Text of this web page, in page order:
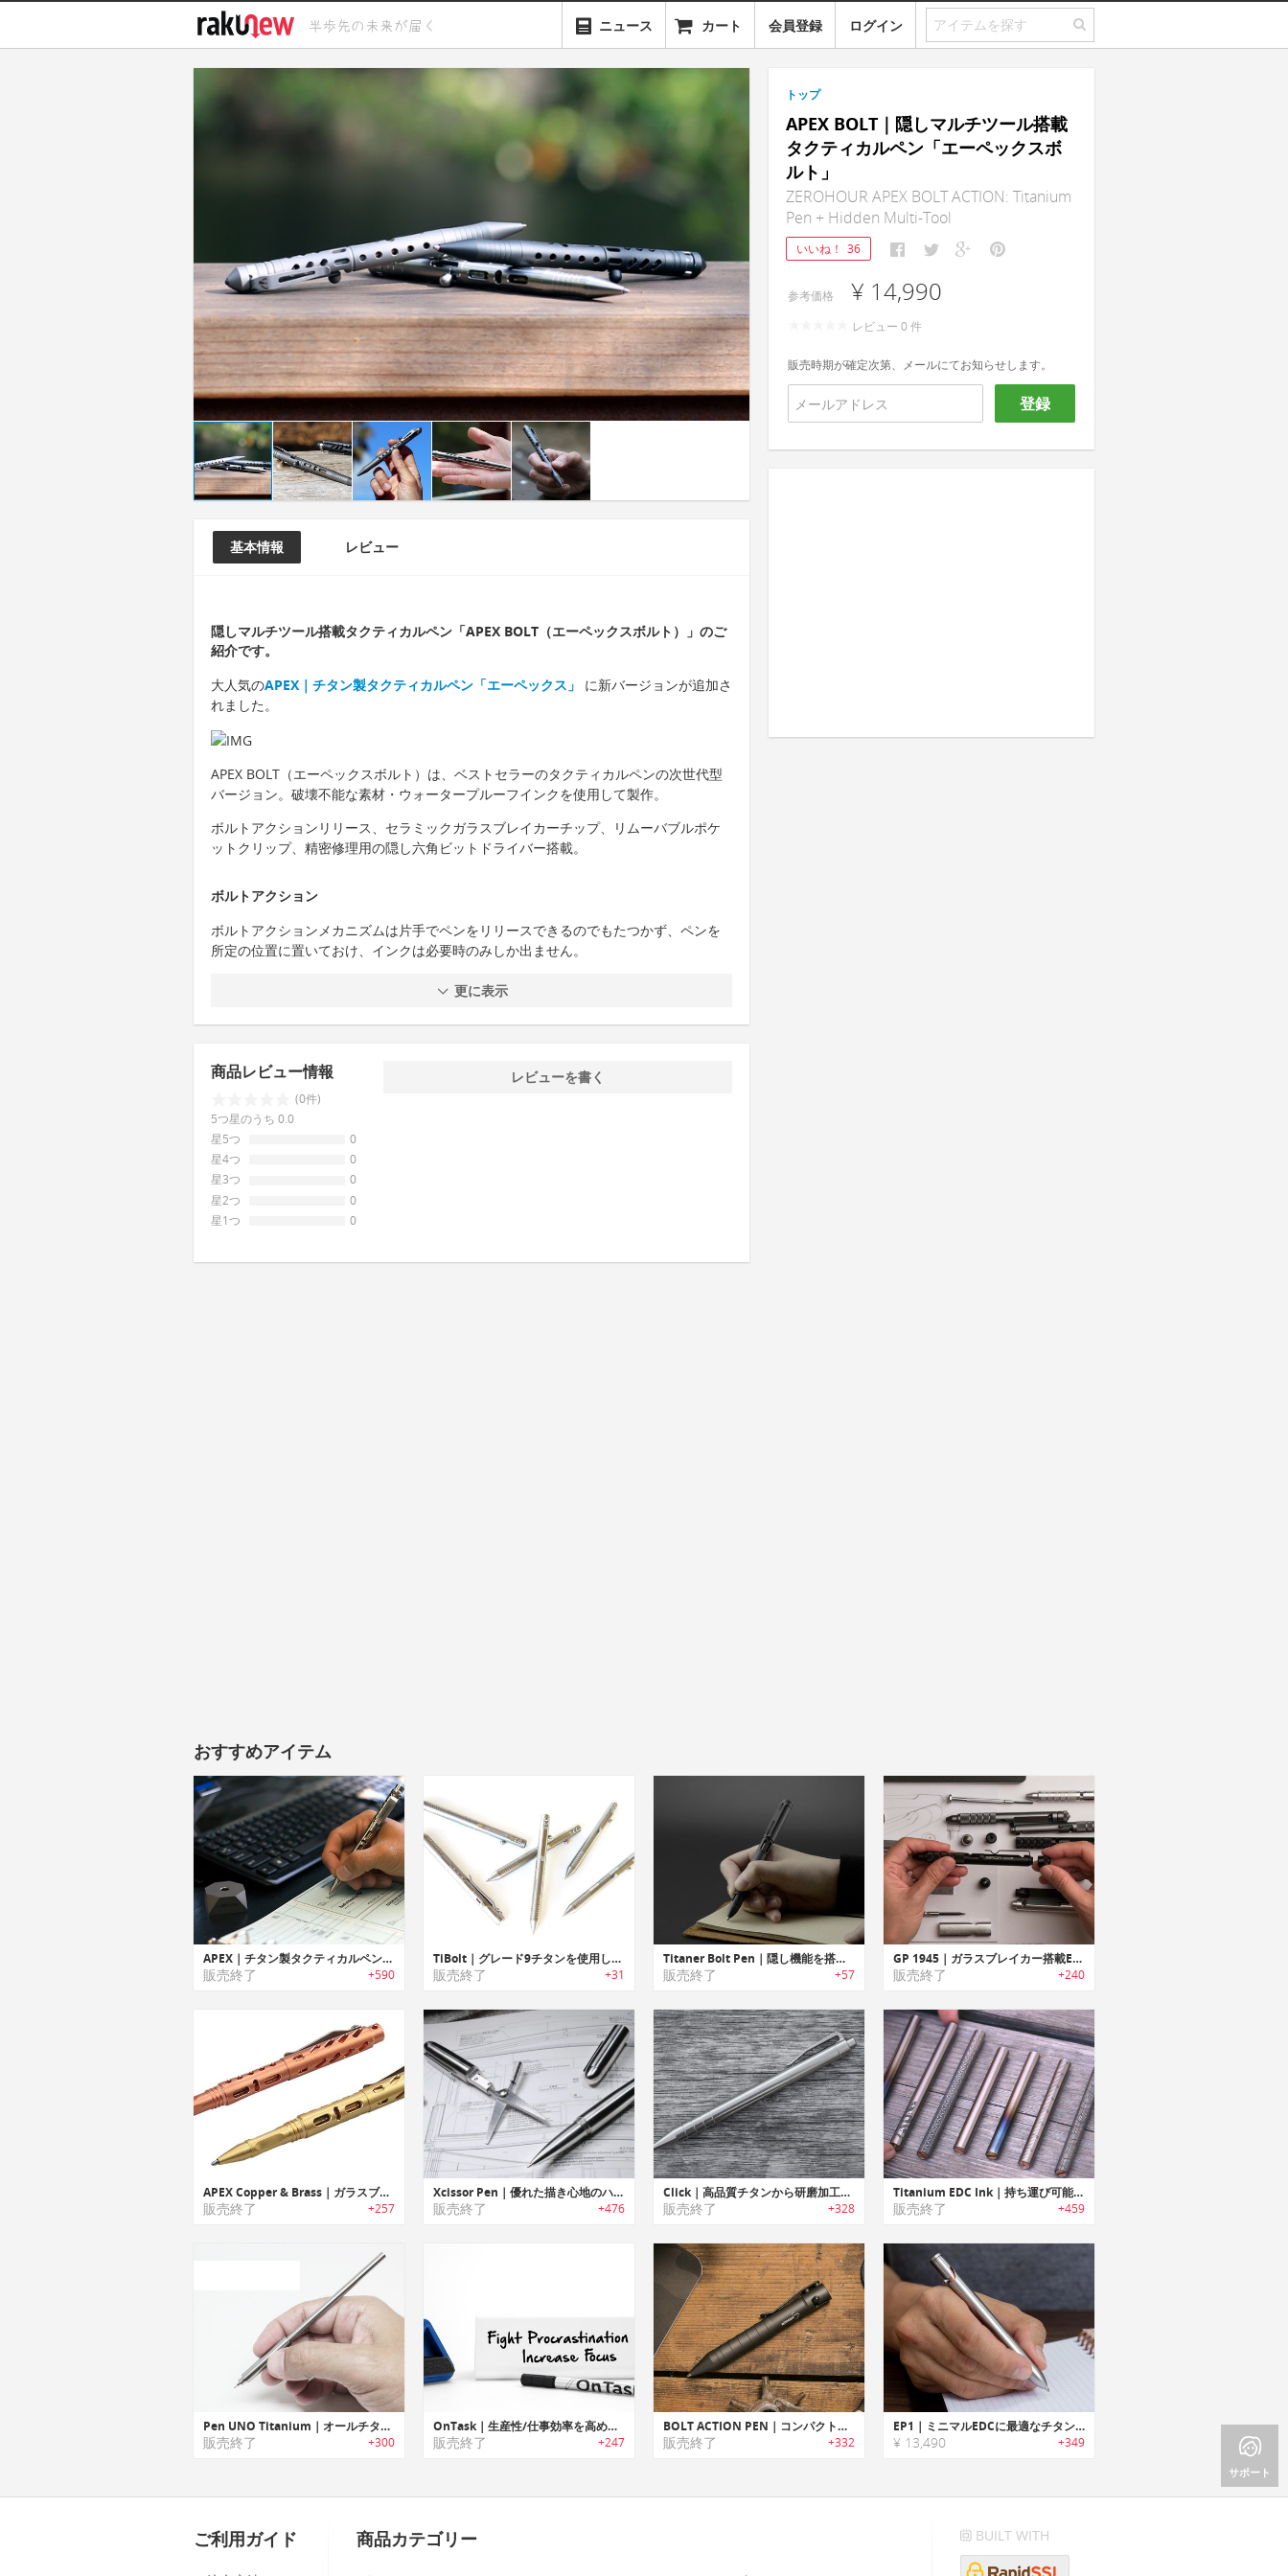
ニュース カート 会員登録 ログイン
基本情報 レビュー
隠しマルチツール搭載タクティカルペン「APEX BOLT（エーペックスボルト）」のご
紹介です。
大人気のAPEX｜チタン製タクティカルペン「エーペックス」
に新バージョンが追加さ
れました。
APEX BOLT（エーペックスボルト）は、ベストセラーのタクティカルペンの次世代型
バージョン。破壊不能な素材・ウォータープルーフインクを使用して製作。
ボルトアクションリリース、セラミックガラスブレイカーチップ、リムーバブルポケ
ットクリップ、精密修理用の隠し六角ビットドライバー搭載。
ボルトアクション
ボルトアクションメカニズムは片手でペンをリリースできるのでもたつかず、ペンを
所定の位置に置いておけ、インクは必要時のみしか出ません。
更に表示
商品レビュー情報
(0件)
5つ星のうち 0.0
星5つ
0
星4つ
0
星3つ
0
星2つ
0
星1つ
0
レビューを書く
トップ
APEX BOLT｜隠しマルチツール搭載
タクティカルペン「エーペックスボ
ルト」
ZEROHOUR APEX BOLT ACTION: Titanium
Pen + Hidden Multi-Tool
いいね！ 36
参考価格 ¥ 14,990
レビュー 0 件
販売時期が確定次第、メールにてお知らせします。
登録
おすすめアイテム
APEX｜チタン製タクティカルペン「エーペックス」
販売終了 +590
TiBolt｜グレード9チタンを使用したボルトアクションペンシル「タイボルト」
販売終了 +31
Titaner Bolt Pen｜隠し機能を搭載したグレード5チタンペン「チタナーボルトペン」
販売終了 +57
GP 1945｜ガラスブレイカー搭載EDCペン「GP 1945」
販売終了 +240
APEX Copper & Brass｜ガラスブレイカー搭載コッパー/ブラスタクティカルペン「エイペックス コッパー&ブラス」
販売終了 +257
Xcissor Pen｜優れた描き心地のハサミ内蔵型スタイリッシュペン「エックスシザーペン」
販売終了 +476
Click｜高品質チタンから研磨加工したパーツのみを使用したクリック式ペン「クリック」
販売終了 +328
Titanium EDC Ink｜持ち運び可能なチタン製キーホルダーペン「EDC インク」
販売終了 +459
Pen UNO Titanium｜オールチタン製ミニマルデザインペン「ウノ」
販売終了 +300
OnTask｜生産性/仕事効率を高める三面デスクトップホワイトボード「オンタスク」
販売終了 +247
BOLT ACTION PEN｜コンパクト・ボルト・アクションペン
販売終了 +332
EP1｜ミニマルEDCに最適なチタンボルトアクションペン「EP1」
¥ 13,490 +349
サポート
ご利用ガイド 商品カテゴリー BUILT WITH